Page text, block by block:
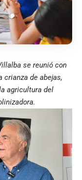
se reunió con
crianza de abejas,
agricultura del